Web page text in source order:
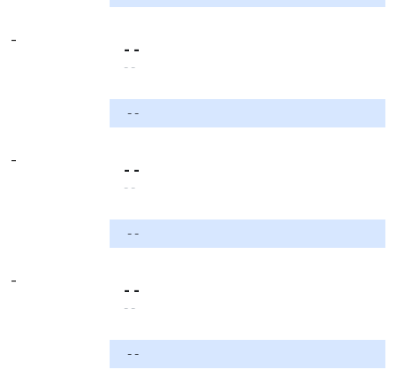
-
- -
- -
- -
-
- -
- -
- -
-
- -
- -
- -